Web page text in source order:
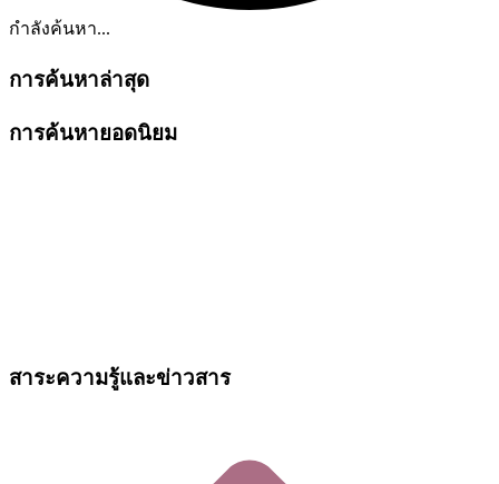
กำลังค้นหา...
การค้นหาล่าสุด
การค้นหายอดนิยม
สาระความรู้และข่าวสาร